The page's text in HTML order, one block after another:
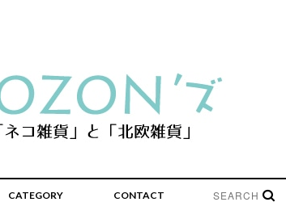
CATEGORY CONTACT